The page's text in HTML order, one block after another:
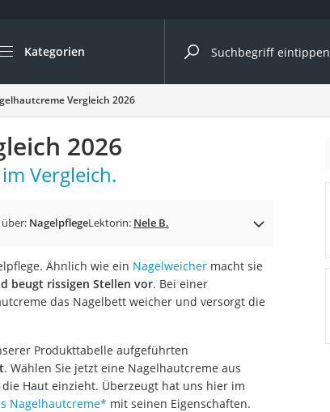
Kategorien
beliebtesten Vergleiche nach Kategorie
Rasierer
(Chip)
Vergleich 2026
2026
Vergleich.
NagelpflegeLektorin: Nele B.
Ähnlich wie ein Nagelweichermacht sie
beugt rissigen Stellen vor. Bei einer
das Nagelbett weicher und versorgt die
Produkttabelle aufgeführten
. Wählen Sie jetzt eine Nagelhautcreme aus
Haut einzieht. Überzeugt hat uns hier im
Nagelhautcreme* mit seinen Eigenschaften.